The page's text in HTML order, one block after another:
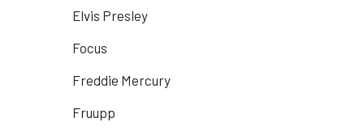
Elvis Presley
Focus
Freddie Mercury
Fruupp